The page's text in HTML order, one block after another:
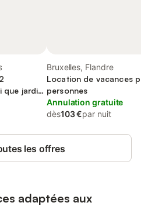
que jardin
Bruxelles, Flandre
Location de vacances
personnes
Annulation gratuite
dès103 €par nuit
les offres
adaptées aux